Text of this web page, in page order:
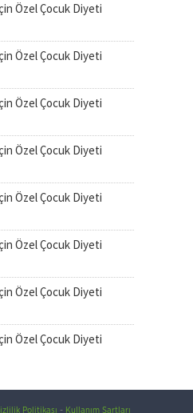
Özel Çocuk Diyeti
Özel Çocuk Diyeti
Özel Çocuk Diyeti
Özel Çocuk Diyeti
Özel Çocuk Diyeti
Özel Çocuk Diyeti
Özel Çocuk Diyeti
Özel Çocuk Diyeti
Politikası - Kullanım Şartları